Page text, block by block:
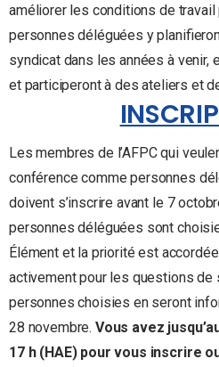
améliorer les conditions de travail
personnes déléguées y
syndicat dans les années à venir,
et participeront à des ateliers et
Les membres de l’AFPC qui
conférence comme personnes
doivent s’inscrire avant le 7
personnes déléguées sont
Élément et la priorité est
activement pour les questions de
personnes choisies en seront
28 novembre. Vous avez
17 h (HAE) pour vous inscrire